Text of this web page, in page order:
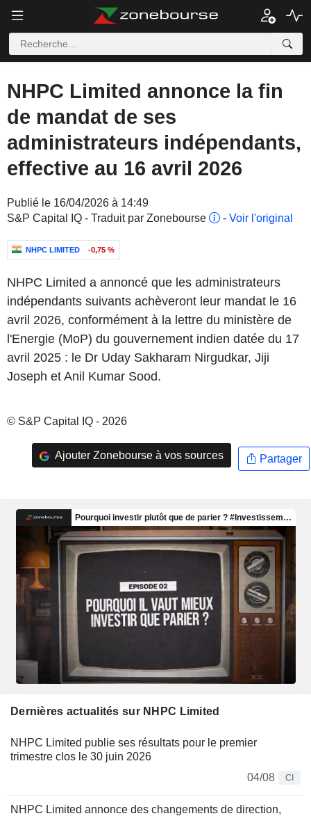
NHPC Limited annonce la fin
de mandat de ses
administrateurs indépendants,
effective au 16 avril 2026
Publié le 16/04/2026 à 14:49
S&P Capital IQ - Traduit par Zonebourse
- Voir l'original
NHPC LIMITED -0,75 %
NHPC Limited a annoncé que les administrateurs
indépendants suivants achèveront leur mandat le 16
avril 2026, conformément à la lettre du ministère de
l'Energie (MoP) du gouvernement indien datée du 17
avril 2025 : le Dr Uday Sakharam Nirgudkar, Jiji
Joseph et Anil Kumar Sood.
© S&P Capital IQ - 2026
Ajouter Zonebourse à vos sources Partager
Dernières actualités sur NHPC Limited
NHPC Limited publie ses résultats pour le premier
trimestre clos le 30 juin 2026
04/08
CI
NHPC Limited annonce des changements de direction,